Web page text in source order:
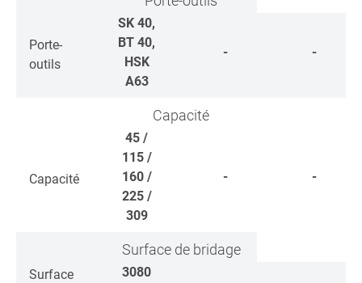
Porte-
outils
SK 40,
BT 40,
HSK
A63
- -
Capacité
Capacité
45 /
115 /
160 /
225 /
309
- -
Surface de bridage
Surface
3080